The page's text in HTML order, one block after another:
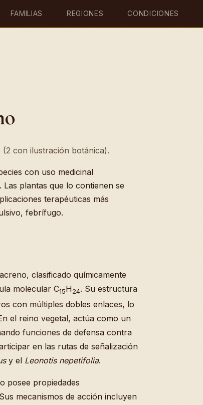
FAMILIAS REGIONES CONDICIONES
con ilustración botánica).
con uso medicinal
plantas que lo contienen se
terapéuticas más
febrífugo.
clasificado químicamente
molecular C15H24. Su estructura
con múltiples dobles enlaces, lo
el reino vegetal, actúa como un
funciones de defensa contra
en las rutas de señalización
y el Leonotis nepetifolia.
posee propiedades
mecanismos de acción incluyen